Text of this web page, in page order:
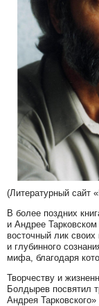
(Литературный сайт
В более поздних
и Андрее
восточный лик своих
и глубинного
мифа, благодаря
Творчеству и
Болдырев посвятил
Андрея